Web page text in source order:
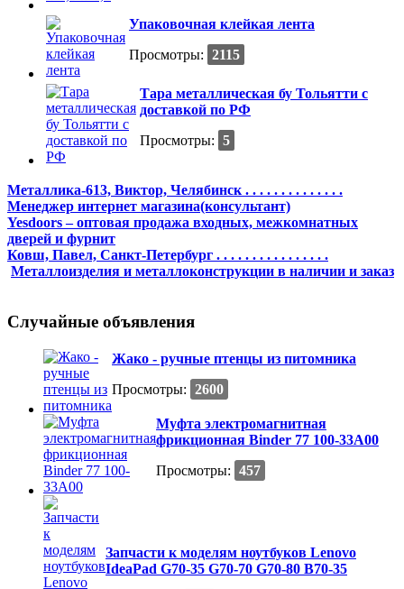
Упаковочная клейкая лента
Просмотры: 2115
Тара металлическая бу Тольятти с
доставкой по РФ
Просмотры: 5
Металлика-613, Виктор, Челябинск . . . . . . . . . . . . . .
Менеджер интернет магазина(консультант)
Yesdoors – оптовая продажа входных, межкомнатных
дверей и фурнит
Ковш, Павел, Санкт-Петербург . . . . . . . . . . . . . . . .
Металлоизделия и металлоконструкции в наличии и заказ
Случайные объявления
Жако - ручные птенцы из питомника
Просмотры: 2600
Муфта электромагнитная
фрикционная Binder 77 100-33A00
Просмотры: 457
Запчасти к мoделям ноутбуков Lеnоvо
IdeаPad G70-35 G70-70 G70-80 В70-35